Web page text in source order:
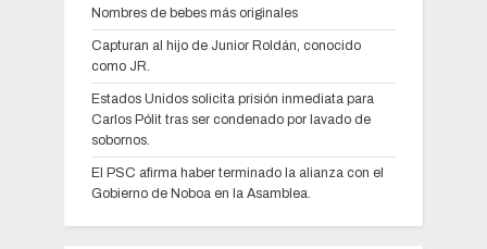
Nombres de bebes más originales
Capturan al hijo de Junior Roldán, conocido
como JR.
Estados Unidos solicita prisión inmediata para
Carlos Pólit tras ser condenado por lavado de
sobornos.
El PSC afirma haber terminado la alianza con el
Gobierno de Noboa en la Asamblea.